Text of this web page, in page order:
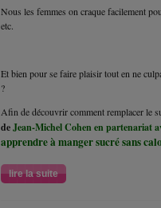
Nous les femmes on craque facilement
etc.
Et bien pour se faire plaisir tout en ne
?
Afin de découvrir comment remplacer le
deJean-Michel Cohen en partenariat
apprendre à manger sucré sans
lire la suite